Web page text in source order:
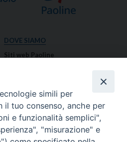
DOVE SIAMO
Siti web Paoline
Notizie dal governo generale
Notizie in breve
RISORSE
simili per
il tuo consenso, anche per
e funzionalità semplici",
"misurazione" e